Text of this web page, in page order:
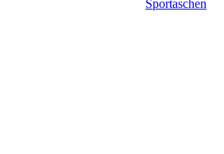
Sportaschen